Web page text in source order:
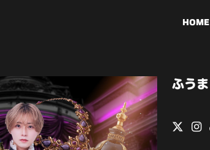
HOME
ふうま